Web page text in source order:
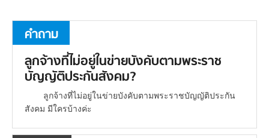
คำถาม
ลูกจ้างที่ไม่อยู่ในข่ายบังคับตามพระราช
บัญญัติประกันสังคม?
ลูกจ้างที่ไม่อยู่ในข่ายบังคับตามพระราชบัญญัติประกัน
สังคม มีใครบ้างค่ะ